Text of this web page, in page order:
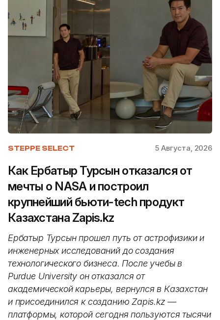
STEPPE SELECT 5 Августа, 2026
Как Ербатыр Турсын отказался от
мечты о NASA и построил
крупнейший бьюти-tech продукт
Казахстана Zapis.kz
Ербатыр Турсын прошел путь от астрофизики и
инженерных исследований до создания
технологического бизнеса. После учебы в
Purdue University он отказался от
академической карьеры, вернулся в Казахстан
и присоединился к созданию Zapis.kz —
платформы, которой сегодня пользуются тысячи